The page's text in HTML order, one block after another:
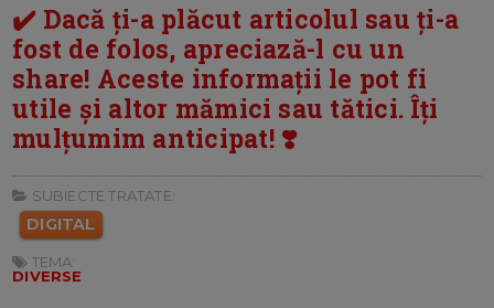
✔️ Dacă ți-a plăcut articolul sau ți-a
fost de folos, apreciază-l cu un
share! Aceste informații le pot fi
utile și altor mămici sau tătici. Îți
mulțumim anticipat! ❣️
SUBIECTE TRATATE:
DIGITAL
TEMA:
DIVERSE